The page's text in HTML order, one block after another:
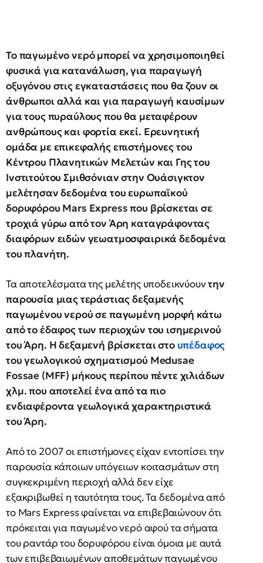
Το παγωμένο νερό μπορεί να χρησιμοποιηθεί
φυσικά για κατανάλωση, για παραγωγή
οξυγόνου στις εγκαταστάσεις που θα ζουν οι
άνθρωποι αλλά και για παραγωγή καυσίμων
για τους πυραύλους που θα μεταφέρουν
ανθρώπους και φορτία εκεί. Ερευνητική
ομάδα με επικεφαλής επιστήμονες του
Κέντρου Πλανητικών Μελετών και Γης του
Ινστιτούτου Σμιθσόνιαν στην Ουάσιγκτον
μελέτησαν δεδομένα του ευρωπαϊκού
δορυφόρου Mars Express που βρίσκεται σε
τροχιά γύρω από τον Άρη καταγράφοντας
διαφόρων ειδών γεωατμοσφαιρικά δεδομένα
του πλανήτη.
Τα αποτελέσματα της μελέτης υποδεικνύουντην
παρουσία μιας τεράστιας δεξαμενής
παγωμένου νερού σε παγωμένη μορφή κάτω
από το έδαφος των περιοχών του ισημερινού
του Άρη. Η δεξαμενή βρίσκεται στο υπέδαφος
του γεωλογικού σχηματισμού Medusae
Fossae (MFF) μήκους περίπου πέντε χιλιάδων
χλμ. που αποτελεί ένα από τα πιο
ενδιαφέροντα γεωλογικά χαρακτηριστικά
του Άρη.
Από το 2007 οι επιστήμονες είχαν εντοπίσει την
παρουσία κάποιων υπόγειων κοιτασμάτων στη
συγκεκριμένη περιοχή αλλά δεν είχε
εξακριβωθεί η ταυτότητα τους. Τα δεδομένα από
το Mars Express φαίνεται να επιβεβαιώνουν ότι
πρόκειται για παγωμένο νερό αφού τα σήματα
του ραντάρ του δορυφόρου είναι όμοια με αυτά
των επιβεβαιωμένων αποθεμάτων παγωμένου